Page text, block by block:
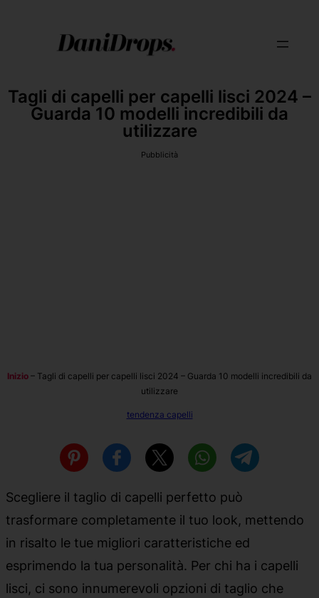
Tagli di capelli per capelli lisci 2024 –
Guarda 10 modelli incredibili da
utilizzare
Pubblicità
Inizio – Tagli di capelli per capelli lisci 2024 – Guarda 10 modelli incredibili da
utilizzare
tendenza capelli
Scegliere il taglio di capelli perfetto può
trasformare completamente il tuo look, mettendo
in risalto le tue migliori caratteristiche ed
esprimendo la tua personalità. Per chi ha i capelli
lisci, ci sono innumerevoli opzioni di taglio che